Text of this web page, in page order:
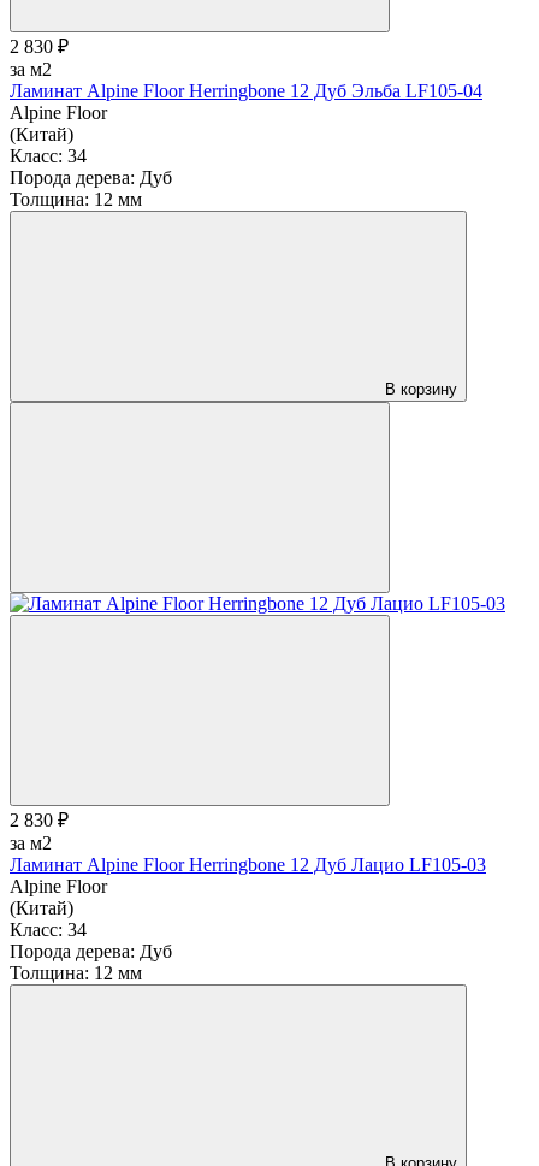
2 830 ₽
за м2
Ламинат Alpine Floor Herringbone 12 Дуб Эльба LF105-04
Alpine Floor
(Китай)
Класс: 34
Порода дерева: Дуб
Толщина: 12 мм
В корзину
2 830 ₽
за м2
Ламинат Alpine Floor Herringbone 12 Дуб Лацио LF105-03
Alpine Floor
(Китай)
Класс: 34
Порода дерева: Дуб
Толщина: 12 мм